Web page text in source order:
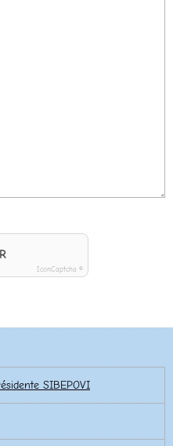
IconCaptcha ©
SIBEPOVI